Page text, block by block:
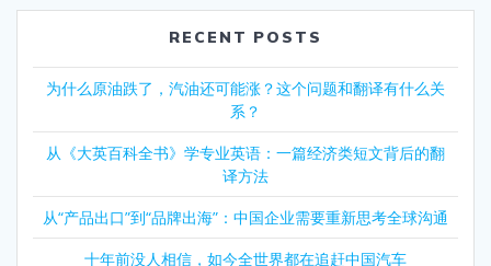
RECENT POSTS
为什么原油跌了，汽油还可能涨？这个问题和翻译有什么关
系？
从《大英百科全书》学专业英语：一篇经济类短文背后的翻
译方法
从“产品出口”到“品牌出海”：中国企业需要重新思考全球沟通
十年前没人相信，如今全世界都在追赶中国汽车